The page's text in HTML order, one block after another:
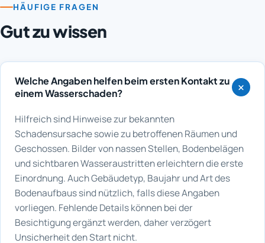
HÄUFIGE FRAGEN
Gut zu wissen
Welche Angaben helfen beim ersten Kontakt zu
einem Wasserschaden?
Hilfreich sind Hinweise zur bekannten
Schadensursache sowie zu betroffenen Räumen und
Geschossen. Bilder von nassen Stellen, Bodenbelägen
und sichtbaren Wasseraustritten erleichtern die erste
Einordnung. Auch Gebäudetyp, Baujahr und Art des
Bodenaufbaus sind nützlich, falls diese Angaben
vorliegen. Fehlende Details können bei der
Besichtigung ergänzt werden, daher verzögert
Unsicherheit den Start nicht.